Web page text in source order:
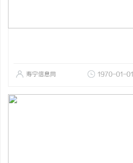
寿宁信息网 1970-01-01